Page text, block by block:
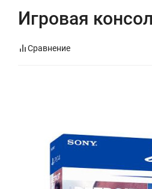
Игровая
Сравнение